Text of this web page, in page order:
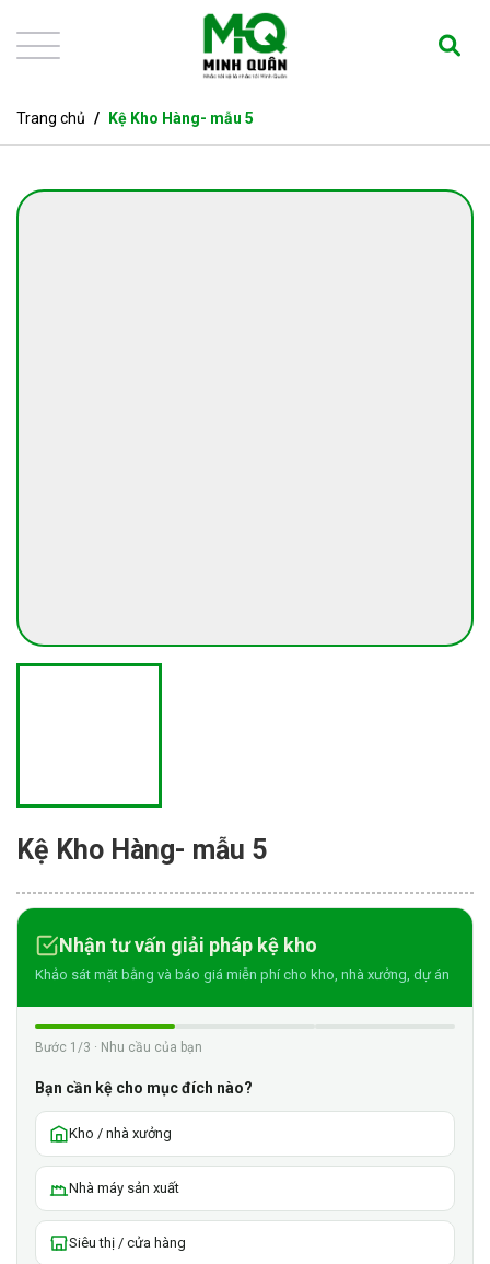
Trang chủ Kệ Kho Hàng- mẫu 5
Kệ Kho Hàng- mẫu 5
Nhận tư vấn giải pháp kệ kho
Khảo sát mặt bằng và báo giá miễn phí cho kho, nhà xưởng, dự án
Bước 1/3 · Nhu cầu của bạn
Bạn cần kệ cho mục đích nào?
Kho / nhà xưởng
Nhà máy sản xuất
Siêu thị / cửa hàng